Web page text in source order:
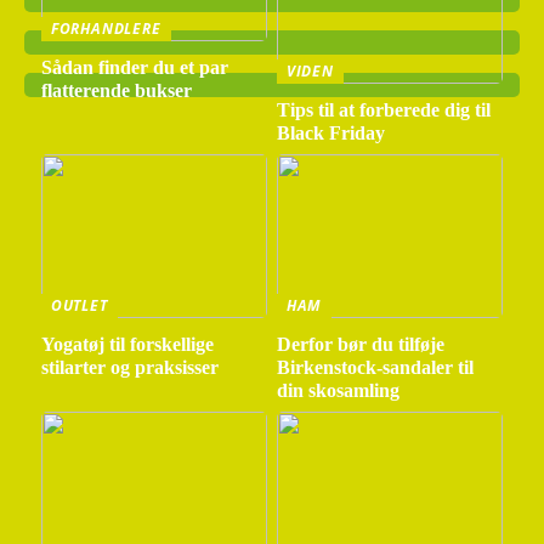
FORHANDLERE
Sådan finder du et par
flatterende bukser
VIDEN
Tips til at forberede dig til
Black Friday
OUTLET
Yogatøj til forskellige
stilarter og praksisser
HAM
Derfor bør du tilføje
Birkenstock-sandaler til
din skosamling